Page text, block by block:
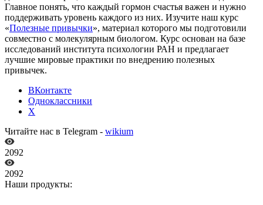
Главное понять, что каждый гормон счастья важен и нужно
поддерживать уровень каждого из них. Изучите наш курс
«Полезные привычки», материал которого мы подготовили
совместно с молекулярным биологом. Курс основан на базе
исследований института психологии РАН и предлагает
лучшие мировые практики по внедрению полезных
привычек.
ВКонтакте
Одноклассники
X
Читайте нас в Telegram - wikium
2092
2092
Наши продукты: